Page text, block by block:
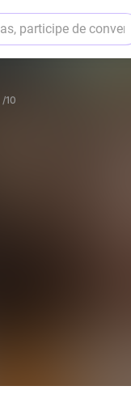
/10